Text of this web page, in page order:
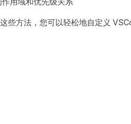
些方法，您可以轻松地自定义